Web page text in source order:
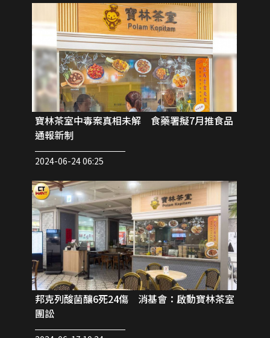
寶林茶室中毒案真相未解 食藥署擬7月推食品
通報新制
2024-06-24 06:25
邦克列酸菌釀6死24傷 消基會：啟動寶林茶室
團訟